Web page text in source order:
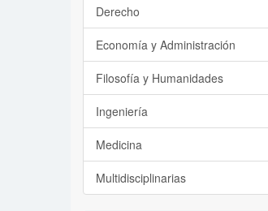
Derecho
Economía y Administración
Filosofía y Humanidades
Ingeniería
Medicina
Multidisciplinarias